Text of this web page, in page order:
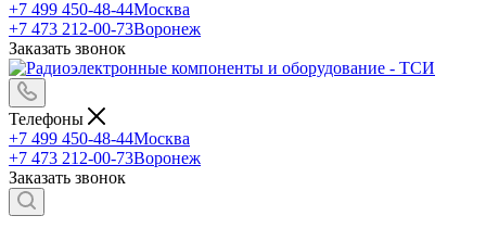
+7 499 450-48-44Москва
+7 473 212-00-73Воронеж
Заказать звонок
Телефоны
+7 499 450-48-44Москва
+7 473 212-00-73Воронеж
Заказать звонок